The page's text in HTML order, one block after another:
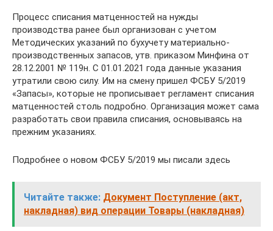
Процесс списания матценностей на нужды
производства ранее был организован с учетом
Методических указаний по бухучету материально-
производственных запасов, утв. приказом Минфина от
28.12.2001 № 119н. С 01.01.2021 года данные указания
утратили свою силу. Им на смену пришел ФСБУ 5/2019
«Запасы», которые не прописывает регламент списания
матценностей столь подробно. Организация может сама
разработать свои правила списания, основываясь на
прежним указаниях.
Подробнее о новом ФСБУ 5/2019 мы писали здесь
Читайте также: Документ Поступление (акт,
накладная) вид операции Товары (накладная)